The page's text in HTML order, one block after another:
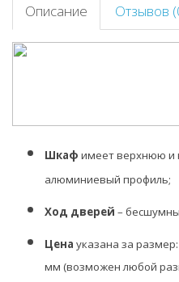
Описание Отзывов
Шкаф имеет верхнюю
алюминиевый профиль;
Ход дверей –
Цена указана за
мм (возможен любой